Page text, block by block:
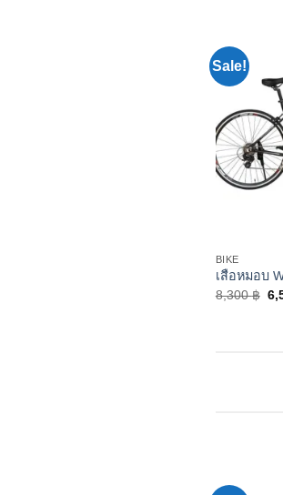
Sale!
BIKE
เสือหมอบ
8,300฿